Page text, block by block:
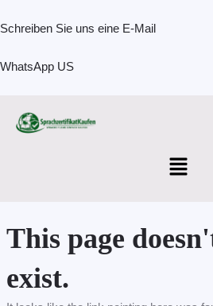
to
Schreiben Sie uns eine E-Mail
WhatsApp US
Menu
This page
exist.
for: